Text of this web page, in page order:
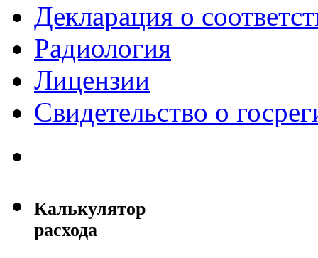
Декларация о
Радиология
Лицензии
Свидетельство о
Калькулятор
расхода